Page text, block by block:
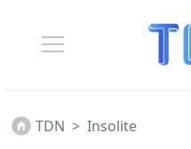
TDN > Insolite